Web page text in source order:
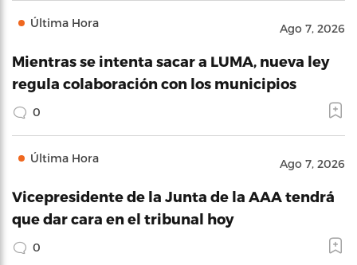
Última Hora Ago 7, 2026
Mientras se intenta sacar a LUMA, nueva ley
regula colaboración con los municipios
0
Última Hora Ago 7, 2026
Vicepresidente de la Junta de la AAA tendrá
que dar cara en el tribunal hoy
0